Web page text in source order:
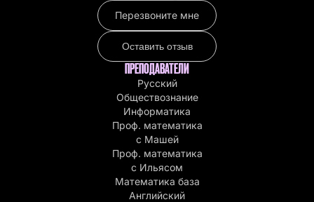
Перезвоните мне
Оставить отзыв
ПРЕПОДАВАТЕЛИ
Русский
Обществознание
Информатика
Проф. математика
с Машей
Проф. математика
c Ильясом
Математика база
Английский